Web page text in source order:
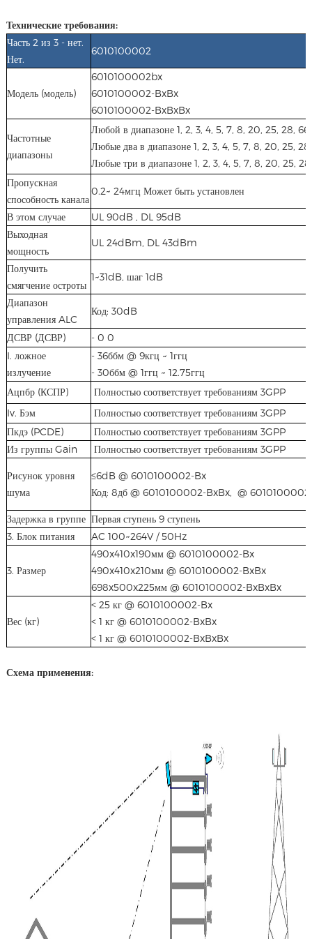
Технические требования:
Часть 2 из 3 - нет.
Нет.
6010100002
Модель (модель)
6010100002bx
6010100002-BxBx
6010100002-BxBxBx
Частотные
диапазоны
Любой в диапазоне 1, 2, 3, 4, 5, 7, 8, 20, 25, 28,
Любые два в диапазоне 1, 2, 3, 4, 5, 7, 8, 20, 25,
Любые три в диапазоне 1, 2, 3, 4, 5, 7, 8, 20, 25,
Пропускная
способность канала
0.2~ 24мгц Может быть установлен
В этом случае
UL 90dB , DL 95dB
Выходная
мощность
UL 24dBm, DL 43dBm
Получить
смягчение остроты
1~31dB, шаг 1dB
Диапазон
управления ALC
Код: 30dB
ДСВР (ДСВР)
- 0 0
I. ложное
излучение
- 36ббм @ 9кгц ~ 1ггц
- 30ббм @ 1ггц ~ 12.75ггц
Ацпбр (КСПР)
Полностью соответствует требованиям 3GPP
Iv. Бэм
Полностью соответствует требованиям 3GPP
Пкдэ (PCDE)
Полностью соответствует требованиям 3GPP
Из группы Gain
Полностью соответствует требованиям 3GPP
Рисунок уровня
шума
≤6dB @ 6010100002-Bx
Код: 8дб @ 6010100002-BxBx, @
Задержка в группе Первая ступень 9 ступень
3. Блок питания
AC 100~264V / 50Hz
3. Размер
490x410x190мм @ 6010100002-Bx
490x410x210мм @ 6010100002-BxBx
698x500x225мм @ 6010100002-BxBxBx
Вес (кг)
< 25 кг @ 6010100002-Bx
< 1 кг @ 6010100002-BxBx
< 1 кг @ 6010100002-BxBxBx
Схема применения: